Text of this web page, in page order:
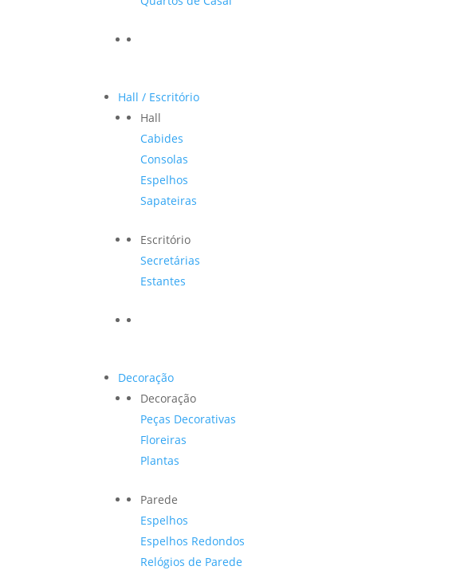
Hall / Escritório
Hall
Cabides
Consolas
Espelhos
Sapateiras
Escritório
Secretárias
Estantes
Decoração
Decoração
Peças Decorativas
Floreiras
Plantas
Parede
Espelhos
Espelhos Redondos
Relógios de Parede